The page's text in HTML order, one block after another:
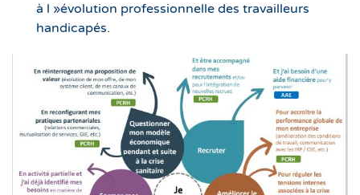
à l »évolution professionnelle des travailleurs
handicapés.